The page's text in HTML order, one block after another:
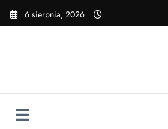
Skip
6 sierpnia, 2026